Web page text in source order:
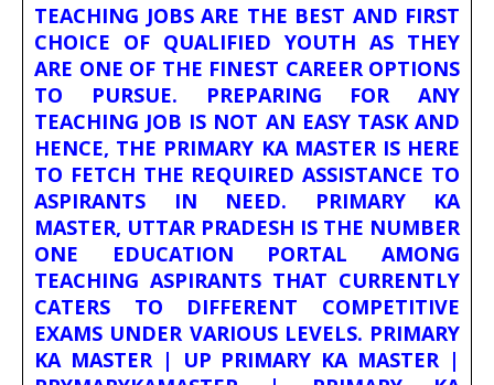
TEACHING JOBS ARE THE BEST AND FIRST
CHOICE OF QUALIFIED YOUTH AS THEY
ARE ONE OF THE FINEST CAREER OPTIONS
TO PURSUE. PREPARING FOR ANY
TEACHING JOB IS NOT AN EASY TASK AND
HENCE, THE PRIMARY KA MASTER IS HERE
TO FETCH THE REQUIRED ASSISTANCE TO
ASPIRANTS IN NEED. PRIMARY KA
MASTER, UTTAR PRADESH IS THE NUMBER
ONE EDUCATION PORTAL AMONG
TEACHING ASPIRANTS THAT CURRENTLY
CATERS TO DIFFERENT COMPETITIVE
EXAMS UNDER VARIOUS LEVELS. PRIMARY
KA MASTER | UP PRIMARY KA MASTER |